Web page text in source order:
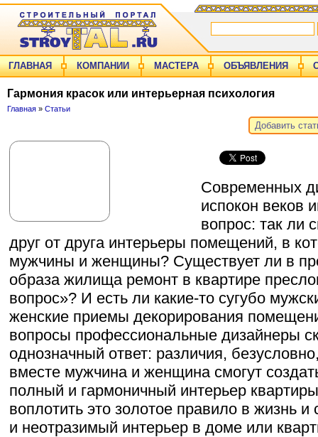
ГЛАВНАЯ КОМПАНИИ МАСТЕРА ОБЪЯВЛЕНИЯ
Гармония красок или интерьерная психология
Главная » Статьи
Добавить
Современных
испокон веков
вопрос: так ли
друг от друга интерьеры помещений, в
мужчины и женщины? Существует ли в
образа жилища ремонт в квартире
вопрос»? И есть ли какие-то сугубо
женские приемы декорирования
вопросы профессиональные дизайнеры
однозначный ответ: различия,
вместе мужчина и женщина смогут
полный и гармоничный интерьер
воплотить это золотое правило в жизнь и
и неотразимый интерьер в доме или